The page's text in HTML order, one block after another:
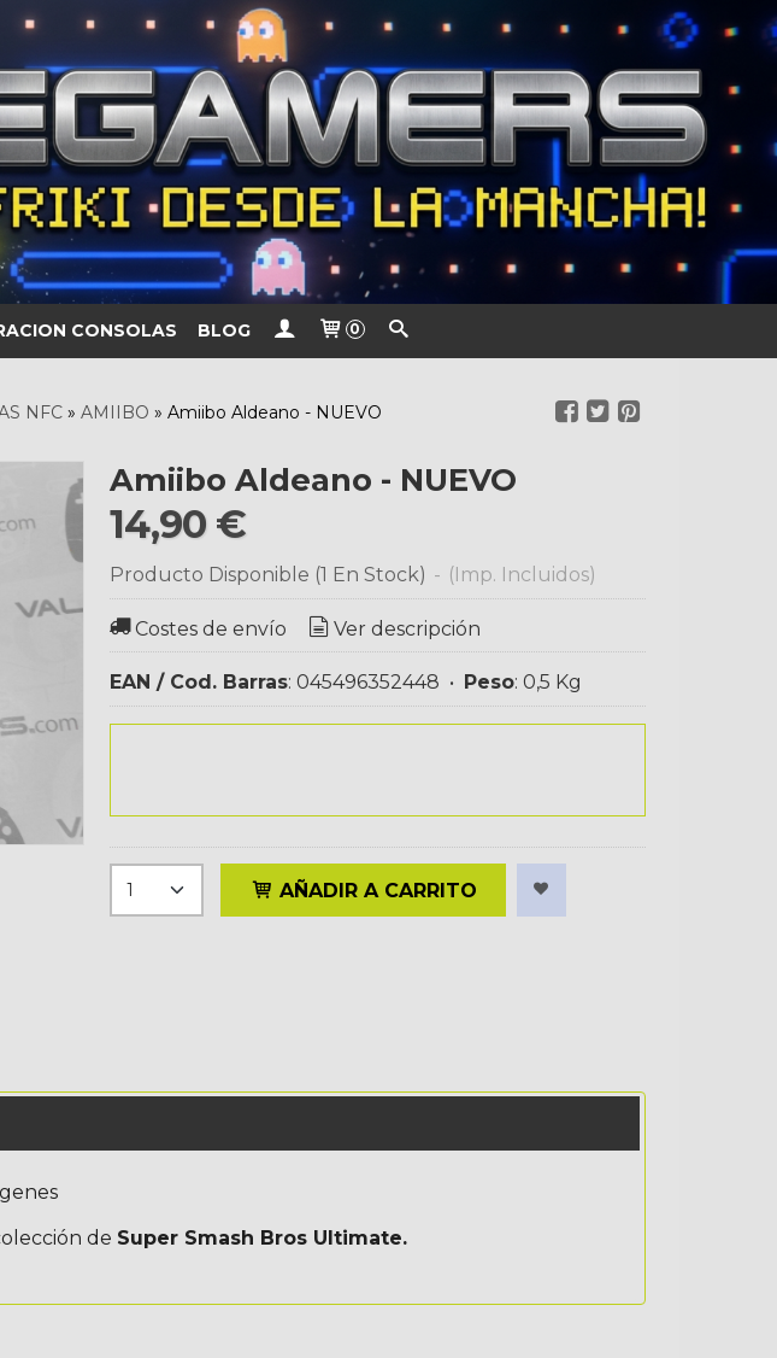
CONSOLAS BLOG 0
NFC» AMIIBO » Amiibo Aldeano - NUEVO
Amiibo Aldeano - NUEVO
14,90 €
Producto Disponible (1 En Stock) - (Imp. Incluidos)
Costes de envío Ver descripción
EAN / Cod. Barras: 045496352448 • Peso: 0,5 Kg
AÑADIR A CARRITO
de Super Smash Bros Ultimate.